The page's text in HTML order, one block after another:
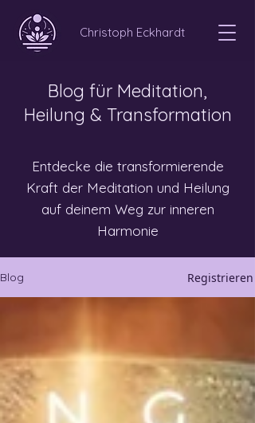
Christoph Eckhardt
Blog für Meditation,
Heilung & Transformation
Entdecke die transformierende
Kraft der Meditation und Heilung
auf deinem Weg zur inneren
Harmonie
Blog Registrieren